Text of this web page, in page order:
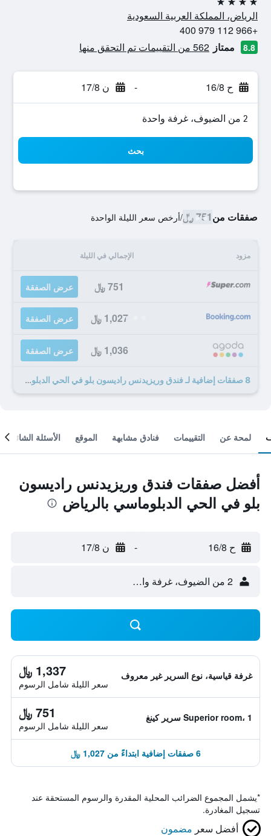
4 نجوم
الرياض، المملكة العربية السعودية
+966 112 979 400
8.8 ممتاز 562 من التقييمات تم التحقق منها
ح 16/8 - ن 17/8
2 من الضيوف، غرفة واحدة
بحث
صفقات من751 ﷼ /أرخص سعر الليلة الواحدة
مزود الإجمالي في الليلة
751 ﷼ عرض الصفقة
1,027 ﷼ عرض الصفقة
1,036 ﷼ عرض الصفقة
8 صفقات إضافية لـ فندق وريزيدنس راديسون بلو في الحي الدبلوماسي بالرياض
لمحة عن التقييمات فنادق مشابهة الموقع الأسئلة الشائعة
أفضل صفقات فندق وريزيدنس راديسون
بلو في الحي الدبلوماسي بالرياض
ح 16/8 - ن 17/8
2 من الضيوف، غرفة واحدة
غرفة قياسية، نوع السرير غير معروف 1,337 ﷼
سعر الليلة شامل الرسوم
Superior room، 1 سرير كينغ 751 ﷼
سعر الليلة شامل الرسوم
6 صفقات إضافية ابتداءً من 1,027 ﷼
*يشمل المجموع الضرائب المحلية المقدرة والرسوم المستحقة عند
تسجيل المغادرة.
أفضل سعر مضمون